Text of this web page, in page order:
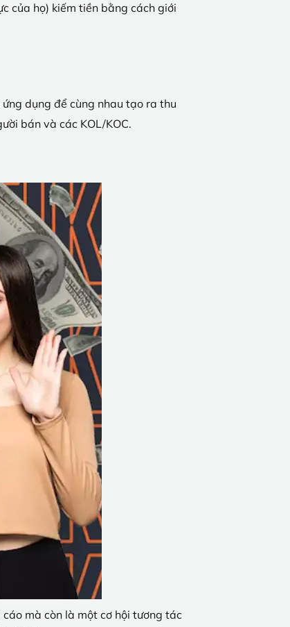
của họ) kiếm tiền bằng cách giới
dụng để cùng nhau tạo ra thu
bán và các KOL/KOC.
mà còn là một cơ hội tương tác